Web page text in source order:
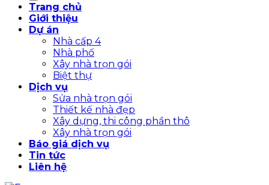
Trang chủ
Giới thiệu
Dự án
Nhà cấp 4
Nhà phố
Xây nhà trọn gói
Biệt thự
Dịch vụ
Sửa nhà trọn gói
Thiết kế nhà đẹp
Xây dựng, thi công phần thô
Xây nhà trọn gói
Báo giá dịch vụ
Tin tức
Liên hệ